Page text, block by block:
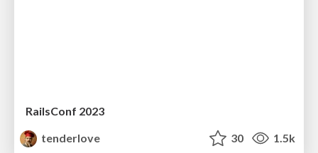
RailsConf 2023
tenderlove
30 1.5k